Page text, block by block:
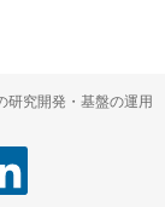
研究開発・基盤の運用